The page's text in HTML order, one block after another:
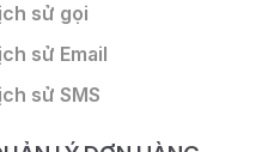
sử gọi
sử Email
sử SMS